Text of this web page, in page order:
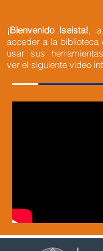
¡Bienvenido Iseista!, a
acceder a la biblioteca
usar sus
ver el siguiente vídeo